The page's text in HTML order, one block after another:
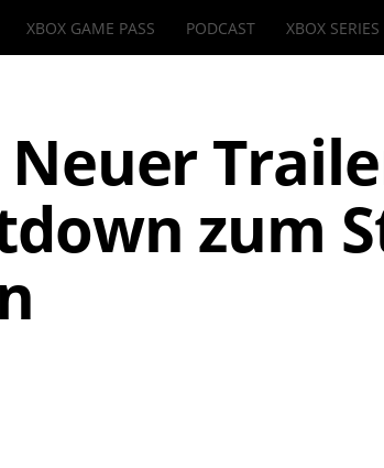
XBOX GAME PASS PODCAST XBOX
Neuer
zum